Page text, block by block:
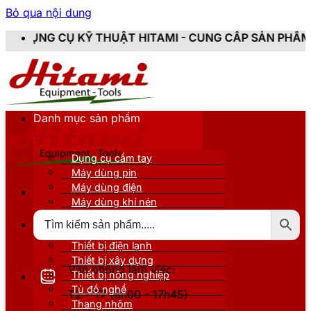
Bỏ qua nội dung
THUẬT HITAMI - CUNG CẤP SẢN PHẨM CHÍNH
Văn phòng làm việc:
T2 - T7 (8h00 - 17h45)
Danh mục sản phẩm
Dụng cụ cầm tay
Máy dùng pin
Máy dùng điện
Máy dùng khí nén
Thiết bị nâng đỡ
Thiết bị điện lạnh
Thiết bị xây dựng
Thiết bị nông nghiệp
Tủ đồ nghề
Thang nhôm